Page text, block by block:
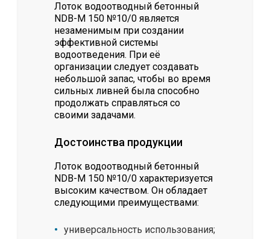
Лоток водоотводный бетонный
NDB-M 150 №10/0 является
незаменимым при создании
эффективной системы
водоотведения. При её
организации следует создавать
небольшой запас, чтобы во время
сильных ливней была способно
продолжать справляться со
своими задачами.
Достоинства продукции
Лоток водоотводный бетонный
NDB-M 150 №10/0 характеризуется
высоким качеством. Он обладает
следующими преимуществами:
универсальность использования;